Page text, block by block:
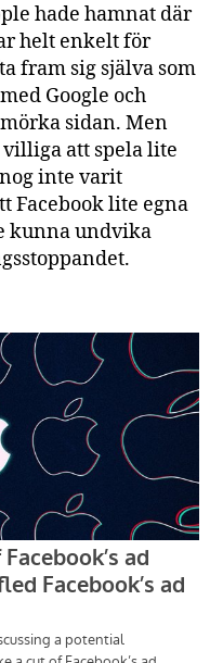
hade hamnat där
helt enkelt för
fram sig själva som
Google och
sidan. Men
villiga att spela lite
inte varit
Facebook lite egna
kunna undvika